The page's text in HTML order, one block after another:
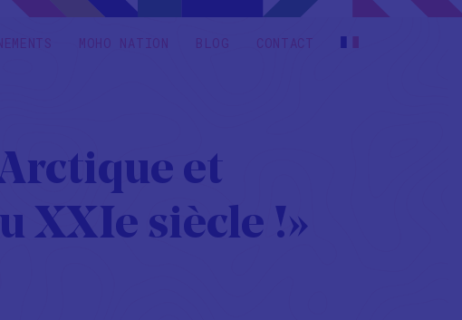
MOHO NATION BLOG CONTACT
et
XXIe siècle !»